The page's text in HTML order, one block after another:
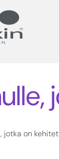
jotka on